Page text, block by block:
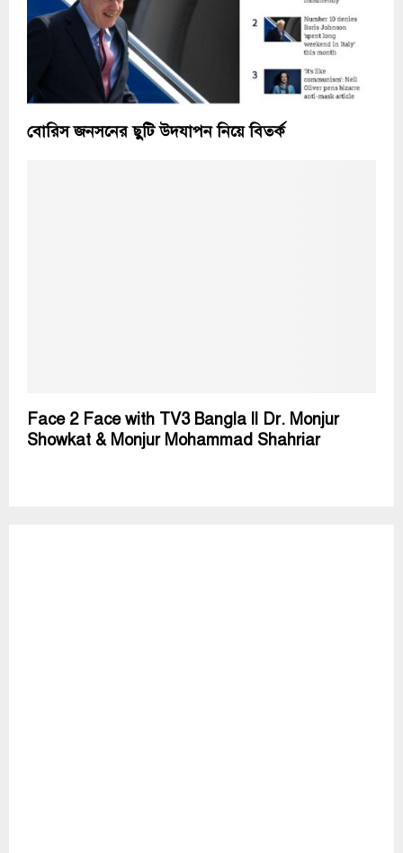
বোরিস জনসনের ছুটি উদযাপন নিয়ে বিতর্ক
Face 2 Face with TV3 Bangla ll Dr. Monjur
Showkat & Monjur Mohammad Shahriar